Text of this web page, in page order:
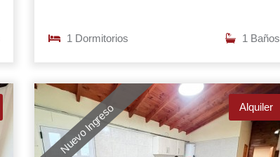
1 Dormitorios 1 Baños
Nuevo Ingreso Alquiler